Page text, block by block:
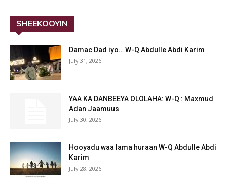
SHEEKOOYIN
Damac Dad iyo… W-Q Abdulle Abdi Karim
July 31, 2026
YAA KA DANBEEYA OLOLAHA: W-Q : Maxmud
Adan Jaamuus
July 30, 2026
Hooyadu waa lama huraan W-Q Abdulle Abdi
Karim
July 28, 2026